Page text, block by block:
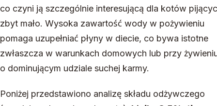
co czyni ją szczególnie interesującą dla kotów
zbyt mało. Wysoka zawartość wody w pożywieniu
pomaga uzupełniać płyny w diecie, co bywa istotne
zwłaszcza w warunkach domowych lub przy
o dominującym udziale suchej karmy.
Poniżej przedstawiono analizę składu odżywczego